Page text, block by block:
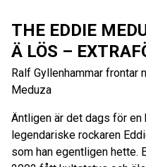
THE EDDIE
Ä LÖS –
Ralf Gyllenhammar frontar
Meduza
Äntligen är det dags för
legendariske rockaren
som han egentligen hette.